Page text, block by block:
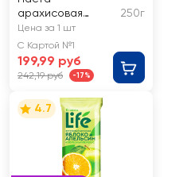
арахисовая
ЛЕНТА LIFE с
кокосом
250г
Цена за 1 шт
С Картой №1
199,99 руб
242,19 руб -17%
4.7